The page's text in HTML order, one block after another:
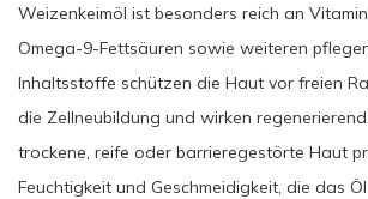
Weizenkeimöl ist besonders reich an
Omega-9-Fettsäuren sowie weiteren
Inhaltsstoffe schützen die Haut vor freien
die Zellneubildung und wirken
trockene, reife oder barrieregestörte Haut
Feuchtigkeit und Geschmeidigkeit, die das